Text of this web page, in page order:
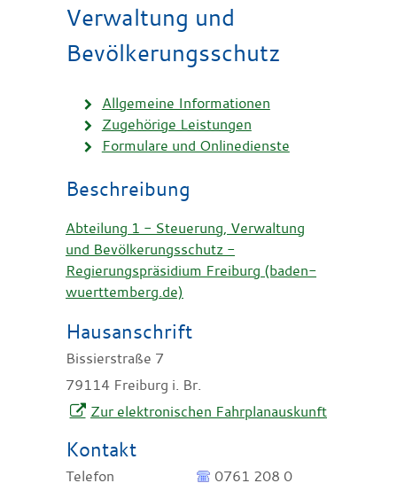
Verwaltung und
Bevölkerungsschutz
Allgemeine Informationen
Zugehörige Leistungen
Formulare und Onlinedienste
Beschreibung
Abteilung 1 - Steuerung, Verwaltung
und Bevölkerungsschutz -
Regierungspräsidium Freiburg (baden-
wuerttemberg.de)
Hausanschrift
Bissierstraße 7
79114 Freiburg i. Br.
Zur elektronischen Fahrplanauskunft
Kontakt
Telefon
0761 208 0